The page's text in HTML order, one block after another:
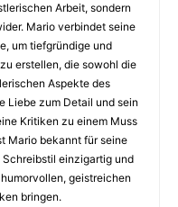
Arbeit, sondern
Mario verbindet seine
um tiefgründige und
erstellen, die sowohl die
Aspekte des
Liebe zum Detail und sein
Kritiken zu einem Muss
Mario bekannt für seine
einzigartig und
geistreichen
bringen.